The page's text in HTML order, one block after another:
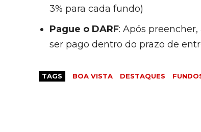
3% para cada fundo)
Pague o DARF: Após
ser pago dentro do prazo de
TAGS BOA VISTA DESTAQUES